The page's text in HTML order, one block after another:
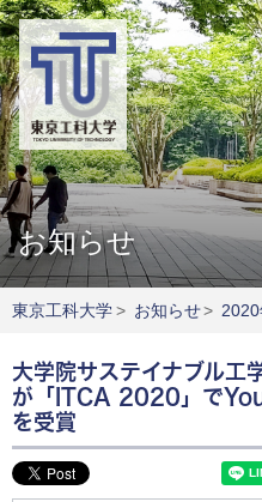
お知らせ
東京工科大学> お知らせ>
大学院サステイナブル工
が「ITCA 2020」で
を受賞